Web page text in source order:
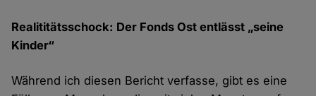
Realititätsschock: Der Fonds Ost entlässt „seine
Kinder“
Während ich diesen Bericht verfasse, gibt es eine